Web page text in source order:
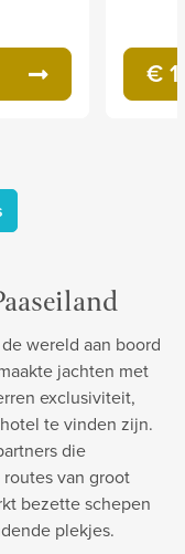
€
wereld aan boord
jachten met
exclusiviteit,
te vinden zijn.
die
van groot
bezette schepen
plekjes.